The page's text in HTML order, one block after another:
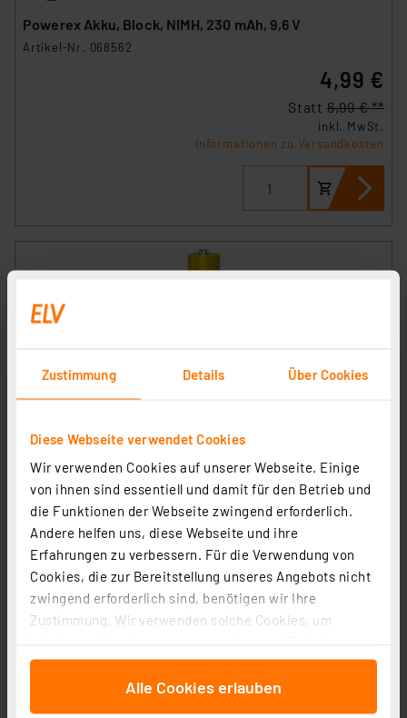
Zustimmung Details Über Cookies
Diese Webseite verwendet Cookies
Wir verwenden Cookies auf unserer Webseite. Einige
von ihnen sind essentiell und damit für den Betrieb und
die Funktionen der Webseite zwingend erforderlich.
Andere helfen uns, diese Webseite und ihre
Erfahrungen zu verbessern. Für die Verwendung von
Cookies, die zur Bereitstellung unseres Angebots nicht
zwingend erforderlich sind, benötigen wir Ihre
Zustimmung. Wir verwenden solche Cookies, um
für soziale Medien anbieten zu können und die Zugriffe
auf unsere Website zu analysieren. Außerdem geben
Alle Cookies erlauben
Powerex Akku, Block, NIMH, 230 mAh, 9,6 V
Artikel-Nr. 068562
4,99 €
Statt 6,99 € **
inkl. MwSt.
Informationen zu Versandkosten
VARTA 4er-Set NiMH-Micro-Akku RECHARGE ACCU
Artikel-Nr. 081981
5 (2)
5,95 €
Informationen zu Versandkosten
Energizer PowerPlus NiMH-Akku 9-V-Block, 175 mAh
Artikel-Nr. 107800